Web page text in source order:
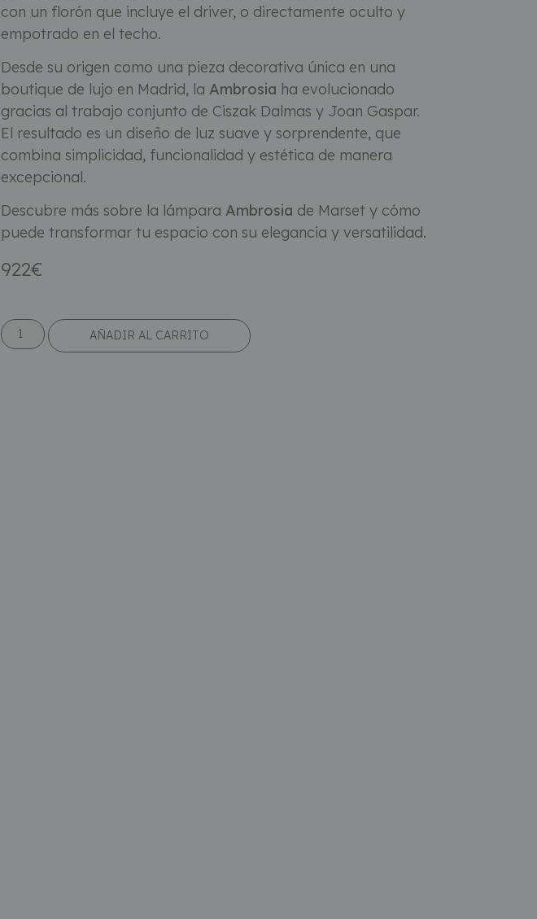
con un florón que incluye el driver, o directamente oculto y
empotrado en el techo.
Desde su origen como una pieza decorativa única en una
boutique de lujo en Madrid, la Ambrosia ha evolucionado
gracias al trabajo conjunto de Ciszak Dalmas y Joan Gaspar.
El resultado es un diseño de luz suave y sorprendente, que
combina simplicidad, funcionalidad y estética de manera
excepcional.
Descubre más sobre la lámpara Ambrosia de Marset y cómo
puede transformar tu espacio con su elegancia y versatilidad.
922€
AÑADIR AL CARRITO